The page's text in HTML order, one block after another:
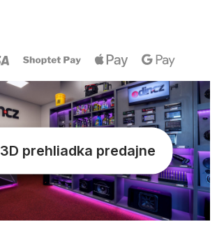
c
e
p
r
v
y
ý
p
s
3D prehliadka predajne